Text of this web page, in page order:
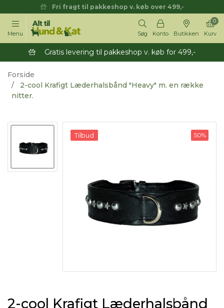
Fri fragt til pakkeshop v. køb over 499,-
Menu Søg Konto Butikken Kurv
0
Gratis levering til pakkeshop v. køb for 499,-
Forside
2-cool Krafigt Læderhalsbånd "Heavy" m. en række
nitter.
Tilbud 50%
2-cool Krafigt Læderhalsbånd